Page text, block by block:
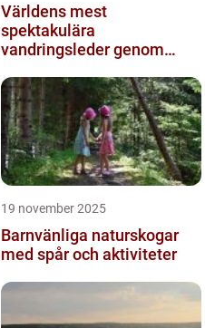
Världens mest
spektakulära
vandringsleder genom
19 november 2025
Barnvänliga naturskogar
med spår och aktiviteter